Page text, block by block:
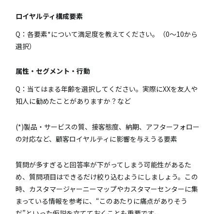
ロイヤルティ構成要素
Q：各要素*について満足度を教えてください。（0〜10から
選択）
属性・セグメント・行動
Q：当てはまる年齢を選択してください。実際にXXを友人や
知人に勧めたことがありますか？など
(*)製品・サービスの質、接客態度、納期、アフターフォロー
の対応など、顧客ロイヤルティに影響を与えうる要素
質問が多すぎると回答率が下がってしまう可能性があるた
め、質問項目はできるだけ絞り込むようにしましょう。この
時、カスタマージャーニーマップやカスタマーセンターに集
まっている情報を参考に、“このあたりに痛点がありそう